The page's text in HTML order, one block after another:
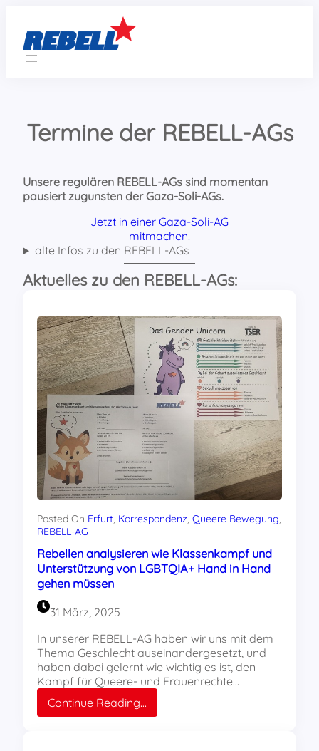
springen
Termine der REBELL-AGs
Unsere regulären REBELL-AGs sind momentan
pausiert zugunsten der Gaza-Soli-AGs.
Jetzt in einer Gaza-Soli-AG
mitmachen!
alte Infos zu den REBELL-AGs
Aktuelles zu den REBELL-AGs:
Posted On Erfurt, Korrespondenz, Queere Bewegung
REBELL-AG
Rebellen analysieren wie Klassenkampf und
Unterstützung von LGBTQIA+ Hand in Hand
gehen müssen
31 März, 2025
In unserer REBELL-AG haben wir uns mit dem
Thema Geschlecht auseinandergesetzt, und
haben dabei gelernt wie wichtig es ist, den
Kampf für Queere- und Frauenrechte…
Continue Reading…
Rebellen